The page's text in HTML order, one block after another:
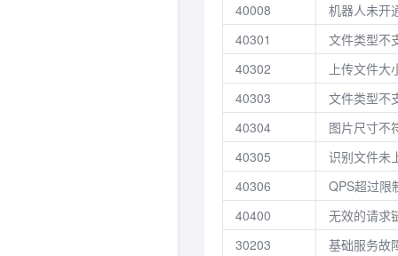
40008
机器人未开
40301
文件类型不
40302
上传文件
40303
文件类型不
40304
图片尺寸不
40305
识别文件未
40306
QPS超过限
40400
无效的请求
30203
基础服务故